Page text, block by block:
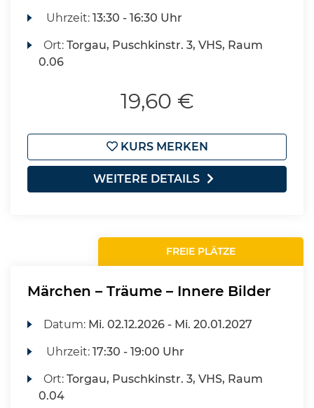
Uhrzeit:13:30 - 16:30 Uhr
Ort:Torgau, Puschkinstr. 3, VHS, Raum
0.06
19,60 €
KURS MERKEN
WEITERE DETAILS
FREIE PLÄTZE
Märchen – Träume – Innere Bilder
Datum: Mi. 02.12.2026 - Mi. 20.01.2027
Uhrzeit:17:30 - 19:00 Uhr
Ort:Torgau, Puschkinstr. 3, VHS, Raum
0.04